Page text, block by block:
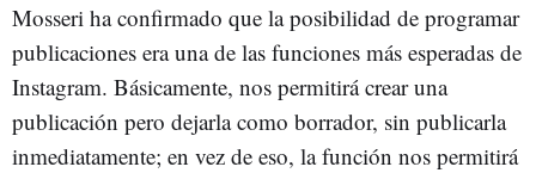
Mosseri ha confirmado que la posibilidad de programar
publicaciones era una de las funciones más esperadas de
Instagram. Básicamente, nos permitirá crear una
publicación pero dejarla como borrador, sin publicarla
inmediatamente; en vez de eso, la función nos permitirá